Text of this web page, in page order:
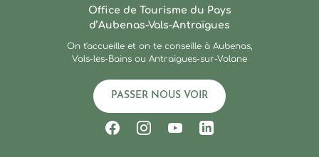
Office de Tourisme du Pays
d’Aubenas-Vals-Antraïgues
On t'accueille et on te conseille à Aubenas,
Vals-les-Bains ou Antraigues-sur-Volane
PASSER NOUS VOIR
Suivez-nous sur Facebook
Suivez-nous sur Instagram
Suivez-nous sur
Suivez-nous sur